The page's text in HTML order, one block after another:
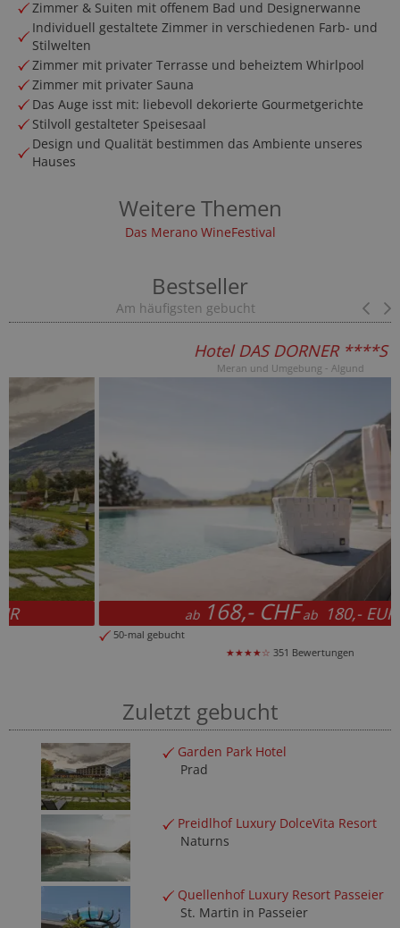
Zimmer & Suiten mit offenem Bad und Designerwanne
Individuell gestaltete Zimmer in verschiedenen Farb- und
Stilwelten
Zimmer mit privater Terrasse und beheiztem Whirlpool
Zimmer mit privater Sauna
Das Auge isst mit: liebevoll dekorierte Gourmetgerichte
Stilvoll gestalteter Speisesaal
Design und Qualität bestimmen das Ambiente unseres
Hauses
Weitere Themen
Das Merano WineFestival
Bestseller
Am häufigsten gebucht
Hotel DAS DORNER ****S
Meran und Umgebung - Algund
168,- CHFab180,- EUR
351 Bewertungen
Zuletzt gebucht
Garden Park Hotel
Prad
Preidlhof Luxury DolceVita Resort
Naturns
Quellenhof Luxury Resort Passeier
St. Martin in Passeier